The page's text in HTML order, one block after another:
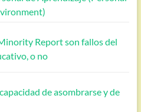
Report son fallos del
o no
de asombrarse y de